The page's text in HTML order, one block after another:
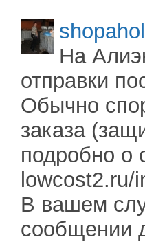
На
отправки
Обычно
заказа
подробно о
lowcost2.ru/
В вашем
сообщении